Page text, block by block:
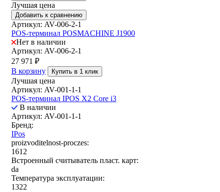
Лучшая цена
Добавить к сравнению
Артикул: AV-006-2-1
POS-терминал POSMACHINE J1900
Нет в наличии
Артикул: AV-006-2-1
27 971 ₽
В корзину
Купить в 1 клик
Лучшая цена
Артикул: AV-001-1-1
POS-терминал IPOS X2 Core i3
В наличии
Артикул: AV-001-1-1
Бренд:
IPos
proizvoditelnost-proczes:
1612
Встроенный считыватель пласт. карт:
da
Температура эксплуатации:
1322